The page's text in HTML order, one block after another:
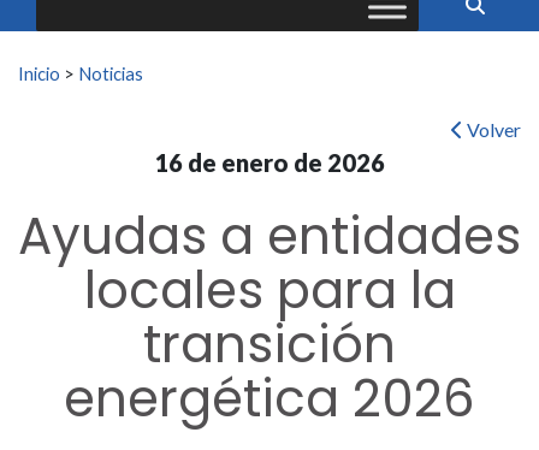
Buscar:
Inicio > Noticias
Volver
16 de enero de 2026
Ayudas a entidades
locales para la
transición
energética 2026